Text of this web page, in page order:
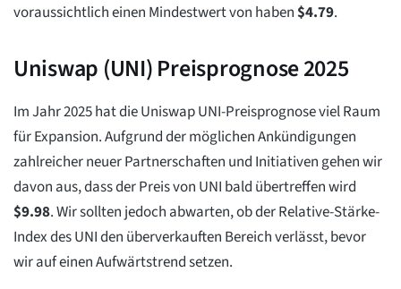
voraussichtlich einen Mindestwert von haben$4.79.
Uniswap (UNI) Preisprognose 2025
Im Jahr 2025 hat die Uniswap UNI-Preisprognose viel Raum
für Expansion. Aufgrund der möglichen Ankündigungen
zahlreicher neuer Partnerschaften und Initiativen gehen wir
davon aus, dass der Preis von UNI bald übertreffen wird
$9.98. Wir sollten jedoch abwarten, ob der Relative-Stärke-
Index des UNI den überverkauften Bereich verlässt, bevor
wir auf einen Aufwärtstrend setzen.